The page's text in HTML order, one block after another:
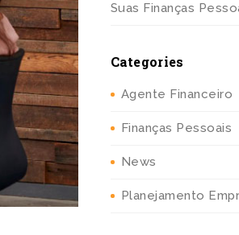
Suas Finanças
Categories
Agente Financeiro
Finanças Pessoais
News
Planejamento